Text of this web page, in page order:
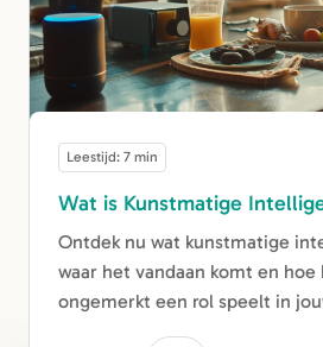
Leestijd: 7 min
Wat is Kunstmatige
Ontdek nu wat kunstmatige
waar het vandaan komt en hoe
ongemerkt een rol speelt in